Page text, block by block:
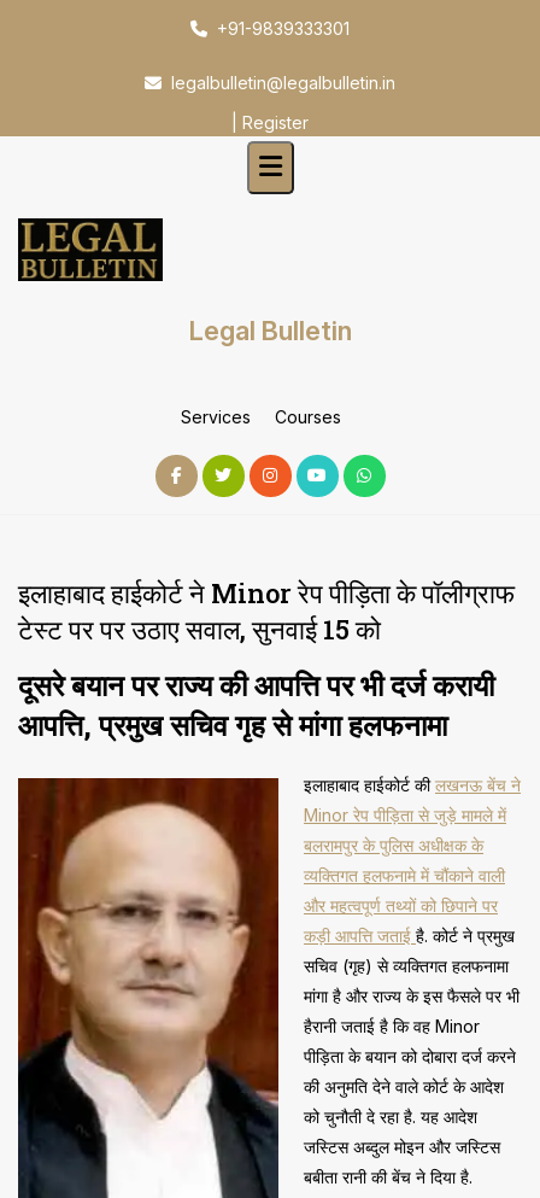
+91-9839333301
legalbulletin@legalbulletin.in
Register
Legal Bulletin
Services Courses
इलाहाबाद हाईकोर्ट ने Minor रेप पीड़िता के पॉलीग्राफ
टेस्ट पर पर उठाए सवाल, सुनवाई 15 को
दूसरे बयान पर राज्य की आपत्ति पर भी दर्ज करायी
आपत्ति, प्रमुख सचिव गृह से मांगा हलफनामा
इलाहाबाद हाईकोर्ट कीलखनऊ बेंच ने
Minor रेप पीड़िता से जुड़े मामले में
बलरामपुर के पुलिस अधीक्षक के
व्यक्तिगत हलफनामे में चौंकाने वाली
और महत्वपूर्ण तथ्यों को छिपाने पर
कड़ी आपत्ति जताई है. कोर्ट ने प्रमुख
सचिव (गृह) से व्यक्तिगत हलफनामा
मांगा है और राज्य के इस फैसले पर भी
हैरानी जताई है कि वह Minor
पीड़िता के बयान को दोबारा दर्ज करने
की अनुमति देने वाले कोर्ट के आदेश
को चुनौती दे रहा है. यह आदेश
जस्टिस अब्दुल मोइन और जस्टिस
बबीता रानी की बेंच ने दिया है.